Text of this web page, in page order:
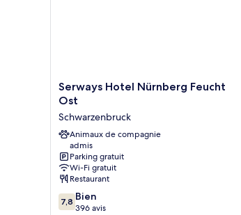
Serways
Hotel
Feucht
Ost
Schwarzenbruck
Serways Hotel Nürnberg Feucht
Ost
Schwarzenbruck
Animaux de compagnie
admis
Parking gratuit
Wi-Fi gratuit
Restaurant
7.8
sur
7,8 Bien
396 avis